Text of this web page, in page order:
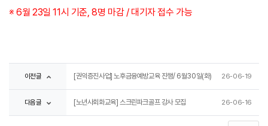
※ 6월 23일 11시 기준, 8명 마감 / 대기자 접수 가능
이전글 [권익증진사업] 노후금융예방교육 진행/ 6월30일(화) 26-06-19
다음글 [노년사회화교육] 스크린파크골프 강사 모집 26-06-16